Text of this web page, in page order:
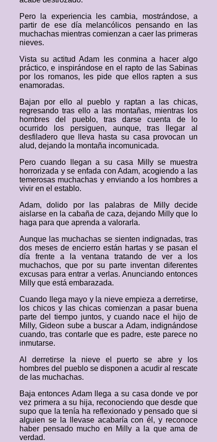
Pero la experiencia les cambia, mostrándose, a
partir de ese día melancólicos pensando en las
muchachas mientras comienzan a caer las primeras
nieves.
Vista su actitud Adam les conmina a hacer algo
práctico, e inspirándose en el rapto de las Sabinas
por los romanos, les pide que ellos rapten a sus
enamoradas.
Bajan por ello al pueblo y raptan a las chicas,
regresando tras ello a las montañas, mientras los
hombres del pueblo, tras darse cuenta de lo
ocurrido los persiguen, aunque, tras llegar al
desfiladero que lleva hasta su casa provocan un
alud, dejando la montaña incomunicada.
Pero cuando llegan a su casa Milly se muestra
horrorizada y se enfada con Adam, acogiendo a las
temerosas muchachas y enviando a los hombres a
vivir en el establo.
Adam, dolido por las palabras de Milly decide
aislarse en la cabaña de caza, dejando Milly que lo
haga para que aprenda a valorarla.
Aunque las muchachas se sienten indignadas, tras
dos meses de encierro están hartas y se pasan el
día frente a la ventana tratando de ver a los
muchachos, que por su parte inventan diferentes
excusas para entrar a verlas. Anunciando entonces
Milly que está embarazada.
Cuando llega mayo y la nieve empieza a derretirse,
los chicos y las chicas comienzan a pasar buena
parte del tiempo juntos, y cuando nace el hijo de
Milly, Gideon sube a buscar a Adam, indignándose
cuando, tras contarle que es padre, este parece no
inmutarse.
Al derretirse la nieve el puerto se abre y los
hombres del pueblo se disponen a acudir al rescate
de las muchachas.
Baja entonces Adam llega a su casa donde ve por
vez primera a su hija, reconociendo que desde que
supo que la tenía ha reflexionado y pensado que si
alguien se la llevase acabaría con él, y reconoce
haber pensado mucho en Milly a la que ama de
verdad.